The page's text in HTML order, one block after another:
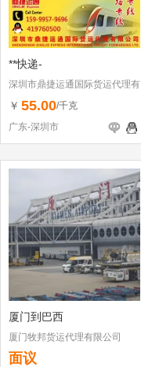
**快递-
深圳市鼎捷运通国际货运代理有
限公司
￥ 55.00/千克
广东-深圳市
厦门到巴西
厦门牧邦货运代理有限公司
面议